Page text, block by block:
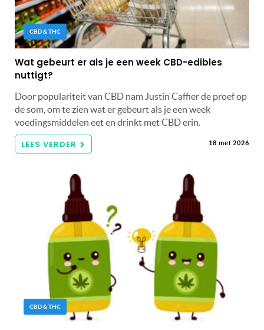
CBD & THC
Wat gebeurt er als je een week CBD-edibles
nuttigt?
Door populariteit van CBD nam Justin Caffier de proef op
de som, om te zien wat er gebeurt als je een week
voedingsmiddelen eet en drinkt met CBD erin.
LEES VERDER 18 mei 2026
CBD & THC